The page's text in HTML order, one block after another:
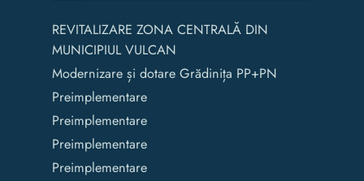
REVITALIZARE ZONA CENTRALĂ DIN
MUNICIPIUL VULCAN
Modernizare și dotare Grădinița PP+PN
Preimplementare
Preimplementare
Preimplementare
Preimplementare